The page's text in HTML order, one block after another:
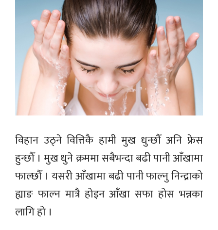
विहान उठ्ने वित्तिकै हामी मुख धुन्छौँ अनि फ्रेस
हुन्छौँ । मुख धुने क्रममा सबैभन्दा बढी पानी आँखामा
फाल्छौँ । यसरी आँखामा बढी पानी फाल्नु निन्द्राको
ह्याङ फाल्न मात्रै होइन आँखा सफा होस भन्नका
लागि हो ।